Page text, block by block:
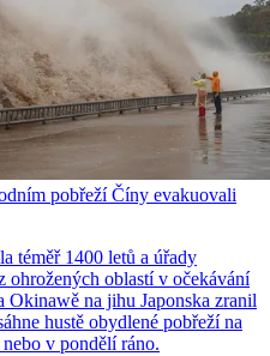
pobřeží Číny evakuovali
téměř 1400 letů a úřady
oblastí v očekávání
na jihu Japonska zranil
hustě obydlené pobřeží na
v pondělí ráno.